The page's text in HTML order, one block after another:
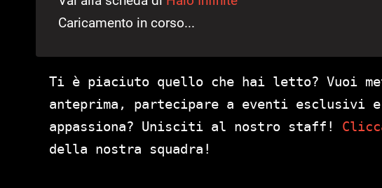
Caricamento in corso...
Ti è piaciuto quello che hai letto? Vuoi
anteprima, partecipare a eventi esclusivi
appassiona? Unisciti al nostro staff!
della nostra squadra!